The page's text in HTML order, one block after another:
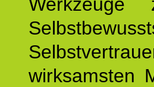
wirksamsten